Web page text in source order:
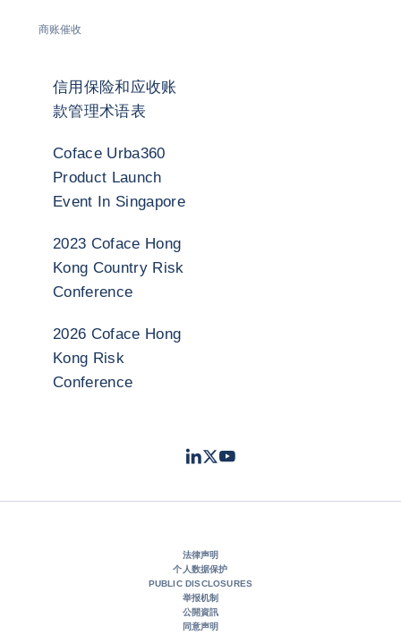
商账催收
信用保险和应收账
款管理术语表
Coface Urba360
Product Launch
Event In Singapore
2023 Coface Hong
Kong Country Risk
Conference
2026 Coface Hong
Kong Risk
Conference
LinkedIn
TwitterYoutube
法律声明
个人数据保护
PUBLIC DISCLOSURES
举报机制
公開資訊
同意声明